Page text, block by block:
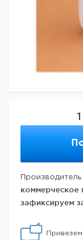
коммерческое
зафиксируем